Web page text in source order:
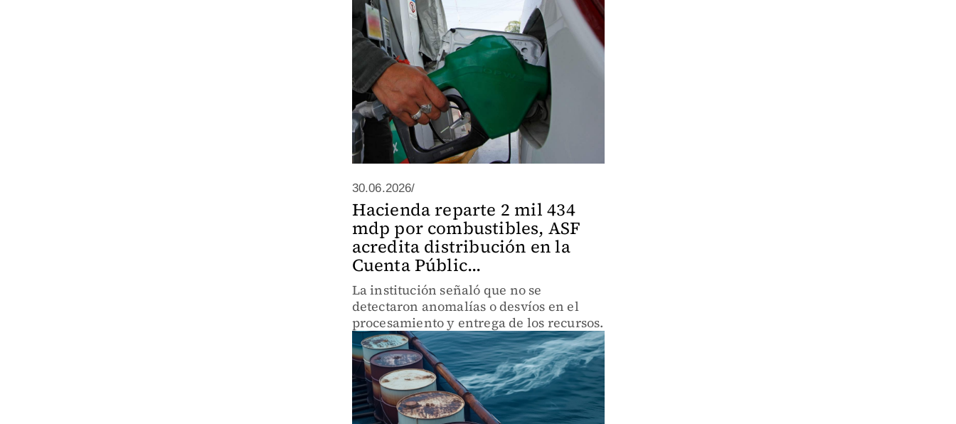
30.06.2026/
Hacienda reparte 2 mil 434
mdp por combustibles, ASF
acredita distribución en la
Cuenta Públic...
La institución señaló que no se
detectaron anomalías o desvíos en el
procesamiento y entrega de los recursos.